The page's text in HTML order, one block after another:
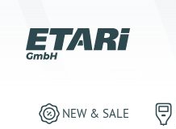
NEW & SALE